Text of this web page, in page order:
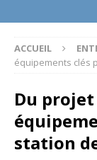
ACCUEIL
équipements clés
Du
station